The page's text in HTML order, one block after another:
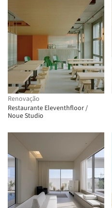
Renovação
Restaurante Eleventhfloor /
Noue Studio